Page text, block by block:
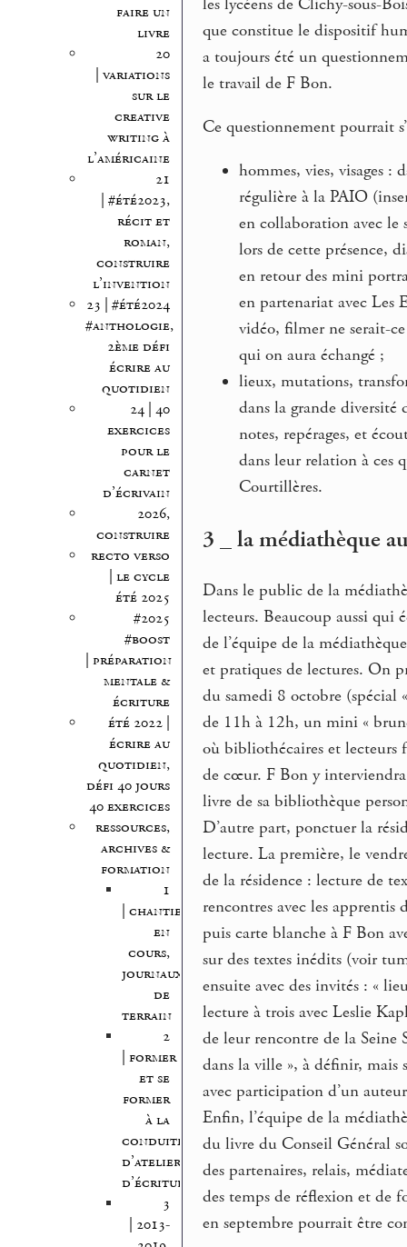
faire un
livre
20
| variations
sur le
creative
writing à
l’américaine
21
| #été2023,
récit et
roman,
construire
l’invention
23 | #été2024
#anthologie,
2ème défi
écrire au
quotidien
24 | 40
exercices
pour le
carnet
d’écrivain
2026,
construire
recto verso
| le cycle
été 2025
#2025
#boost
| préparation
mentale &
écriture
été 2022 |
écrire au
quotidien,
défi 40 jours
40 exercices
ressources,
archives &
formation
1
| chantiers
en
cours,
journaux
de
terrain
2
| former
et se
former
à la
conduite
d’atelier
d’écriture
3
| 2013-
les lycéens de Clichy-sous-
que constitue le dispositif
a toujours été un
le travail de F Bon.
Ce questionnement pourrait
hommes, vies, visages :
régulière à la PAIO
en collaboration avec le
lors de cette présence,
en retour des mini
en partenariat avec Les
vidéo, filmer ne serait-ce
qui on aura échangé ;
lieux, mutations,
dans la grande
notes, repérages, et
dans leur relation à ces
Courtillères.
3 _ la médiathèque
Dans le public de la
lecteurs. Beaucoup aussi qui
de l’équipe de la
et pratiques de lectures. On
du samedi 8 octobre (spécial
de 11h à 12h, un mini «
où bibliothécaires et lecteurs
de cœur. F Bon y
livre de sa bibliothèque
D’autre part, ponctuer la
lecture. La première, le
de la résidence : lecture de
rencontres avec les
puis carte blanche à F Bon
sur des textes inédits (voir
ensuite avec des invités : «
lecture à trois avec Leslie
de leur rencontre de la
dans la ville », à définir, mais
avec participation d’un
Enfin, l’équipe de la
du livre du Conseil Général
des partenaires, relais,
des temps de réflexion et de
en septembre pourrait être